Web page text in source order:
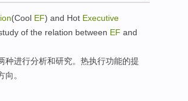
(Cool EF) and Hot Executive
of the relation between EF and
种进行分析和研究。热执行功能的提
向。